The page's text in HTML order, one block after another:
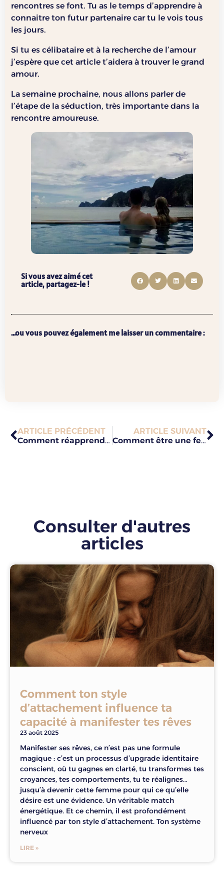
rencontres se font. Tu as le temps d’apprendre à
connaitre ton futur partenaire car tu le vois tous
les jours.
Si tu es célibataire et à la recherche de l’amour
j’espère que cet article t’aidera à trouver le grand
amour.
La semaine prochaine, nous allons parler de
l’étape de la séduction, très importante dans la
rencontre amoureuse.
Si vous avez aimé cet
article, partagez-le !
...ou vous pouvez également me laisser un commentaire :
ARTICLE PRÉCÉDENT
Comment réapprendre à aimer après une rupture ?
ARTICLE SUIVANT
Comment être une femme attirante et séduire un homme de valeur ?
Consulter d'autres
articles
Comment ton style
d’attachement influence ta
capacité à manifester tes rêves
23 août 2025
Manifester ses rêves, ce n’est pas une formule
magique : c’est un processus d’upgrade identitaire
conscient, où tu gagnes en clarté, tu transformes tes
croyances, tes comportements, tu te réalignes…
jusqu’à devenir cette femme pour qui ce qu’elle
désire est une évidence. Un véritable match
énergétique. Et ce chemin, il est profondément
influencé par ton style d’attachement. Ton système
nerveux
LIRE »